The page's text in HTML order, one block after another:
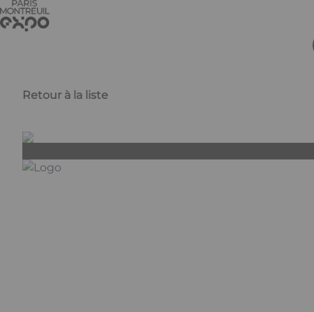
Aller au contenu principal
Retour à la liste
Panneau de gestion des cookies